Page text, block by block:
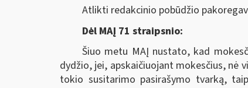
Atlikti redakcinio pobūdžio
Dėl MAĮ 71 straipsnio:
Šiuo metu MAĮ nustato, kad
dydžio, jei, apskaičiuojant mokesčius, nė
tokio susitarimo pasirašymo tvarką,